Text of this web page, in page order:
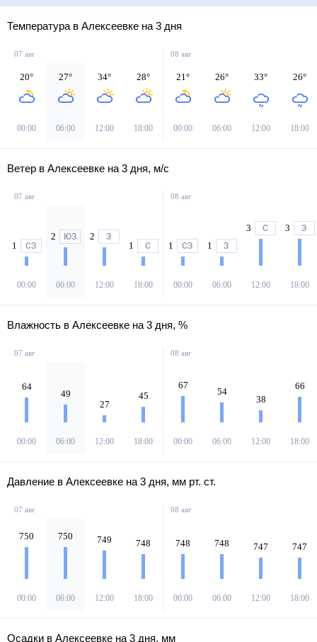
Температура в Алексеевке на 3 дня
07 авг
20°
00:00
27°
06:00
34°
12:00
28°
18:00
08 авг
21°
00:00
26°
06:00
33°
12:00
26°
18:00
Ветер в Алексеевке на 3 дня, м/с
07 авг
1 СЗ
00:00
2 ЮЗ
06:00
2 З
12:00
1 С
18:00
08 авг
1 СЗ
00:00
1 З
06:00
3 С
12:00
3 З
18:00
Влажность в Алексеевке на 3 дня, %
07 авг
64
00:00
49
06:00
27
12:00
45
18:00
08 авг
67
00:00
54
06:00
38
12:00
66
18:00
Давление в Алексеевке на 3 дня, мм рт. ст.
07 авг
750
00:00
750
06:00
749
12:00
748
18:00
08 авг
748
00:00
748
06:00
747
12:00
747
18:00
Осадки в Алексеевке на 3 дня, мм